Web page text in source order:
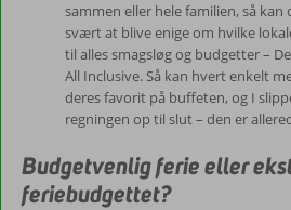
sammen eller hele familien, så
svært at blive enige om hvilke
til alles smagsløg og budgetter –
All Inclusive. Så kan hvert enkelt
deres favorit på buffeten, og I
regningen op til slut – den er
Budgetvenlig ferie eller
feriebudgettet?